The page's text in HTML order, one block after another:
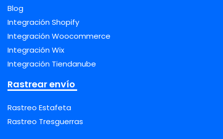
Blog
Integración Shopify
Integración Woocommerce
Integración Wix
Integración Tiendanube
Rastrear envío
Rastreo Estafeta
Rastreo Tresguerras